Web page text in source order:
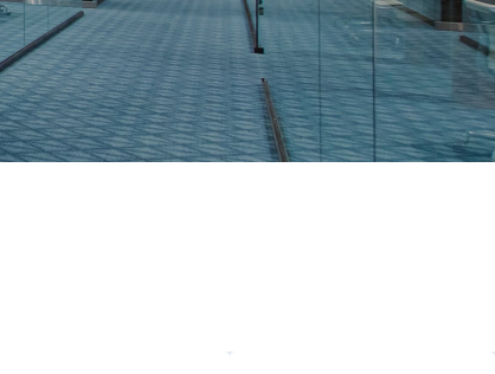
AI活用
ブログ
本選
考・募
集要項
【28
卒】ビ
ジネス
5days
インタ